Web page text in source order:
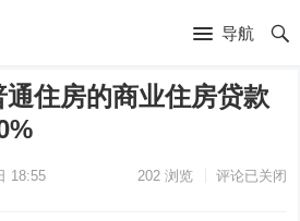
导航
住房的商业住房贷款
18:55 202浏览 评论已关闭